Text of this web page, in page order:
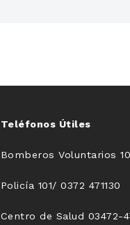
Teléfonos Útiles
Bomberos Voluntarios
Policía 101/ 0372 471130
Centro de Salud 03472-